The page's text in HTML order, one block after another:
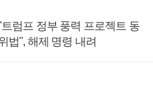
럼프 정부 풍력 프로젝트 동
법", 해제 명령 내려